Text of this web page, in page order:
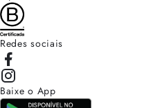
Redes sociais
Baixe o App